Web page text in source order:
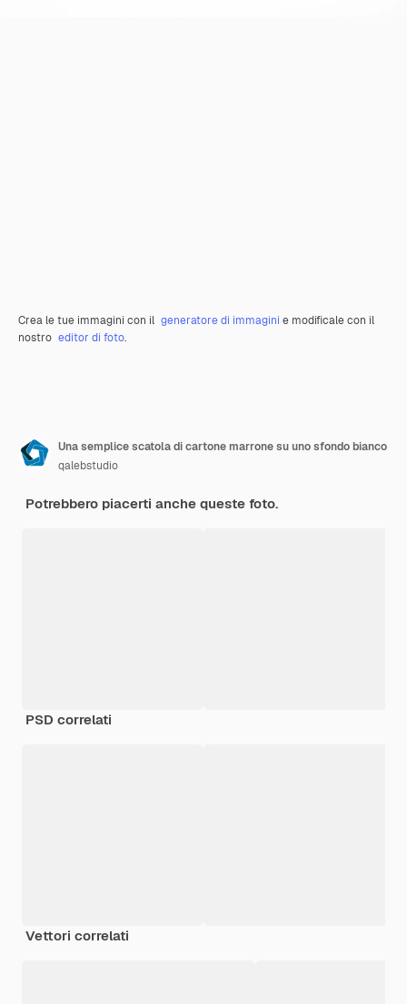
Crea le tue immagini con il generatore di immagini e modificale con il
nostro editor di foto.
Una semplice scatola di cartone marrone su uno sfondo bianco
qalebstudio
Potrebbero piacerti anche queste foto.
PSD correlati
Vettori correlati